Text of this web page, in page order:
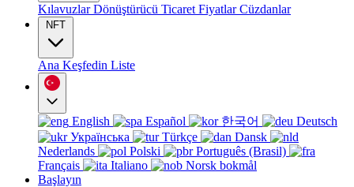
KılavuzlarDönüştürücü Ticaret FiyatlarCüzdanlar
NFT
Ana Keşfedin Liste
English Español 한국어
Deutsch
Українська
Türkçe
Dansk
Nederlands
Polski
Português (Brasil)
Français
Italiano
Norsk bokmål
Başlayın